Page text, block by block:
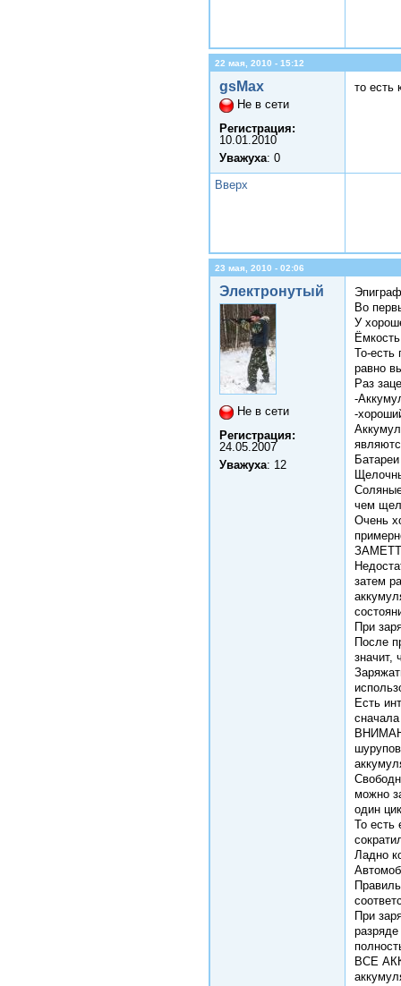
22 мая, 2010 - 15:12
gsMax
Не в сети
Регистрация:
10.01.2010
Уважуха: 0
то есть
Вверх
23 мая, 2010 - 02:06
Электронутый
Не в сети
Регистрация:
24.05.2007
Уважуха: 12
Во
У
То-есть
равно
Раз
-
-
чем
Очень
затем
При
После
значит,
Есть
можно
один
То есть
Ладно
При
ВСЕ